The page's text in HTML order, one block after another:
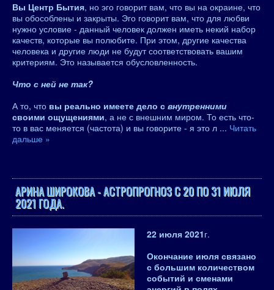
Вы Центр Бытия, но эго говорит вам, что вы на окраине, что
вы обособлены и закрыты. Эго говорит вам, что для любви
нужно условие - данный человек должен иметь некий набор
качеств, которые вы полюбите. При этом, другие качества
человека и другие люди не будут соответствовать вашим
критериям. Это называется обусловленность.
Что с ней не так?
А то, что вы реально имеете дело с внутренними
своими ощущениями, а не с внешним миром. То есть что-
то в вас меняется (частота) и вы говорите - я это л ... Читать
дальше »
АРИНА ШИРОКОВА - АСТРОПРОГНОЗ С 20 ПО 31 ИЮЛЯ
2021 ГОДА.
22 июля 2021г.
Окончание июля связано
с большим количеством
событий и сменами